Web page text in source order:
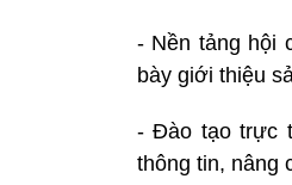
- Nền tảng hội
bày giới thiệu
- Đào tạo trực
thông tin, nâng